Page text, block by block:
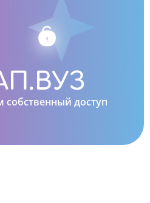
собственный доступ